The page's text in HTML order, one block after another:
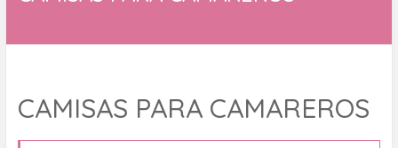
CAMISAS PARA CAMAREROS